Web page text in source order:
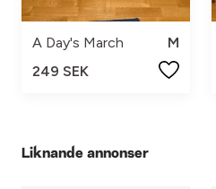
A Day's March
M
249 SEK
Liknande annonser